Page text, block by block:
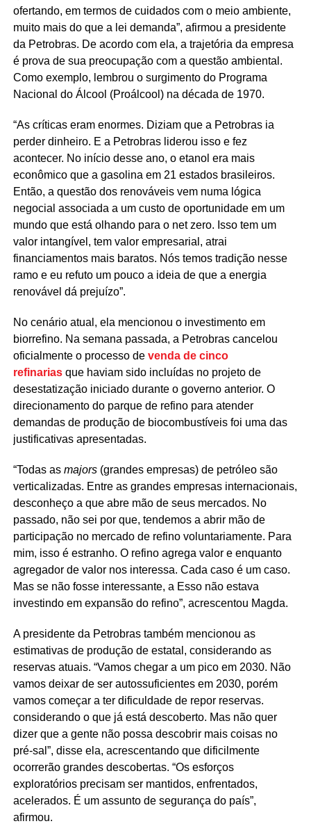
ofertando, em termos de cuidados com o meio ambiente,
muito mais do que a lei demanda”, afirmou a presidente
da Petrobras. De acordo com ela, a trajetória da empresa
é prova de sua preocupação com a questão ambiental.
Como exemplo, lembrou o surgimento do Programa
Nacional do Álcool (Proálcool) na década de 1970.
“As críticas eram enormes. Diziam que a Petrobras ia
perder dinheiro. E a Petrobras liderou isso e fez
acontecer. No início desse ano, o etanol era mais
econômico que a gasolina em 21 estados brasileiros.
Então, a questão dos renováveis vem numa lógica
negocial associada a um custo de oportunidade em um
mundo que está olhando para o net zero. Isso tem um
valor intangível, tem valor empresarial, atrai
financiamentos mais baratos. Nós temos tradição nesse
ramo e eu refuto um pouco a ideia de que a energia
renovável dá prejuízo”.
No cenário atual, ela mencionou o investimento em
biorrefino. Na semana passada, a Petrobras cancelou
oficialmente o processo de venda de cinco
refinariasque haviam sido incluídas no projeto de
desestatização iniciado durante o governo anterior. O
direcionamento do parque de refino para atender
demandas de produção de biocombustíveis foi uma das
justificativas apresentadas.
“Todas as majors(grandes empresas) de petróleo são
verticalizadas. Entre as grandes empresas internacionais,
desconheço a que abre mão de seus mercados. No
passado, não sei por que, tendemos a abrir mão de
participação no mercado de refino voluntariamente. Para
mim, isso é estranho. O refino agrega valor e enquanto
agregador de valor nos interessa. Cada caso é um caso.
Mas se não fosse interessante, a Esso não estava
investindo em expansão do refino”, acrescentou Magda.
A presidente da Petrobras também mencionou as
estimativas de produção de estatal, considerando as
reservas atuais. “Vamos chegar a um pico em 2030. Não
vamos deixar de ser autossuficientes em 2030, porém
vamos começar a ter dificuldade de repor reservas.
considerando o que já está descoberto. Mas não quer
dizer que a gente não possa descobrir mais coisas no
pré-sal”, disse ela, acrescentando que dificilmente
ocorrerão grandes descobertas. “Os esforços
exploratórios precisam ser mantidos, enfrentados,
acelerados. É um assunto de segurança do país”,
afirmou.